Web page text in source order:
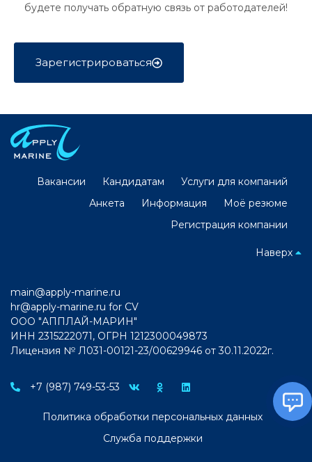
будете получать обратную связь от работодателей!
Зарегистрироваться
Вакансии Кандидатам
Услуги для компаний
Анкета
Информация
Моё резюме
Регистрация компании
Наверх
main@apply-marine.ru
hr@apply-marine.ru for CV
ООО "АППЛАЙ-МАРИН"
ИНН 2315222071, ОГРН 1212300049873
Лицензия № Л031-00121-23/00629946 от 30.11.2022г.
+7 (987) 749-53-53
Политика обработки персональных данных
Служба поддержки